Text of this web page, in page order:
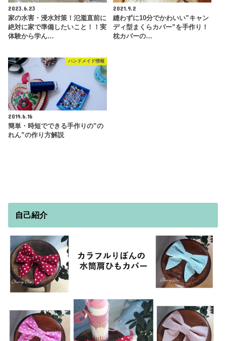
2023.6.23
家の水害・浸水対策！氾濫直前に
絶対に家で準備したいこと！！実
体験から学ん…
2021.9.2
縫わずに10分でかわいい”キャン
ディ型まくらカバー”を手作り！
枕カバーの…
ハンドメイド情報
2019.6.16
簡単・時短でできる手作りの”の
れん”の作り方解説
自己紹介